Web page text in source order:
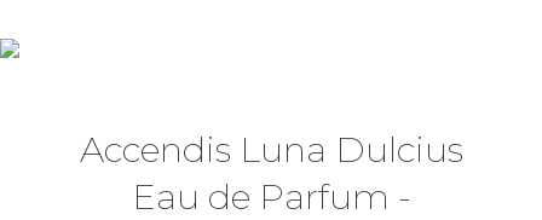
Accendis Luna Dulcius
Eau de Parfum -